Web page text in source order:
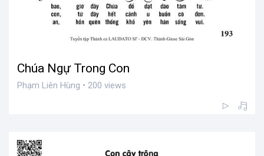
Chúa Ngự Trong Con
Phạm Liên Hùng • 200 views